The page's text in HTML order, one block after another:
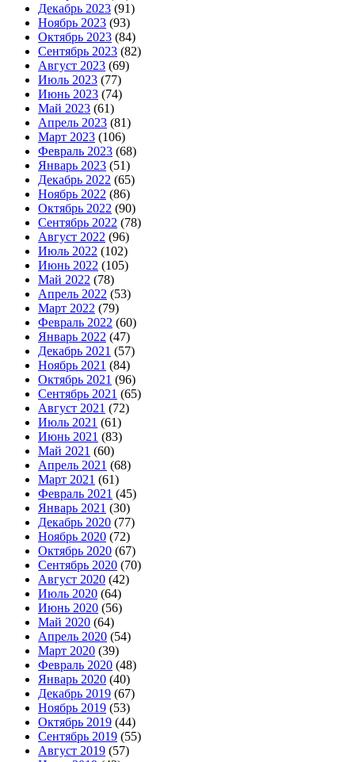
Декабрь 2023 (91)
Ноябрь 2023 (93)
Октябрь 2023 (84)
Сентябрь 2023 (82)
Август 2023 (69)
Июль 2023 (77)
Июнь 2023 (74)
Май 2023 (61)
Апрель 2023 (81)
Март 2023 (106)
Февраль 2023 (68)
Январь 2023 (51)
Декабрь 2022 (65)
Ноябрь 2022 (86)
Октябрь 2022 (90)
Сентябрь 2022 (78)
Август 2022 (96)
Июль 2022 (102)
Июнь 2022 (105)
Май 2022 (78)
Апрель 2022 (53)
Март 2022 (79)
Февраль 2022 (60)
Январь 2022 (47)
Декабрь 2021 (57)
Ноябрь 2021 (84)
Октябрь 2021 (96)
Сентябрь 2021 (65)
Август 2021 (72)
Июль 2021 (61)
Июнь 2021 (83)
Май 2021 (60)
Апрель 2021 (68)
Март 2021 (61)
Февраль 2021 (45)
Январь 2021 (30)
Декабрь 2020 (77)
Ноябрь 2020 (72)
Октябрь 2020 (67)
Сентябрь 2020 (70)
Август 2020 (42)
Июль 2020 (64)
Июнь 2020 (56)
Май 2020 (64)
Апрель 2020 (54)
Март 2020 (39)
Февраль 2020 (48)
Январь 2020 (40)
Декабрь 2019 (67)
Ноябрь 2019 (53)
Октябрь 2019 (44)
Сентябрь 2019 (55)
Август 2019 (57)